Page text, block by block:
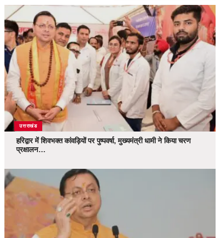
उत्तराखंड
हरिद्वार में शिवभक्त कांवड़ियों पर पुष्पवर्षा, मुख्यमंत्री धामी ने किया चरण
प्रक्षालन…